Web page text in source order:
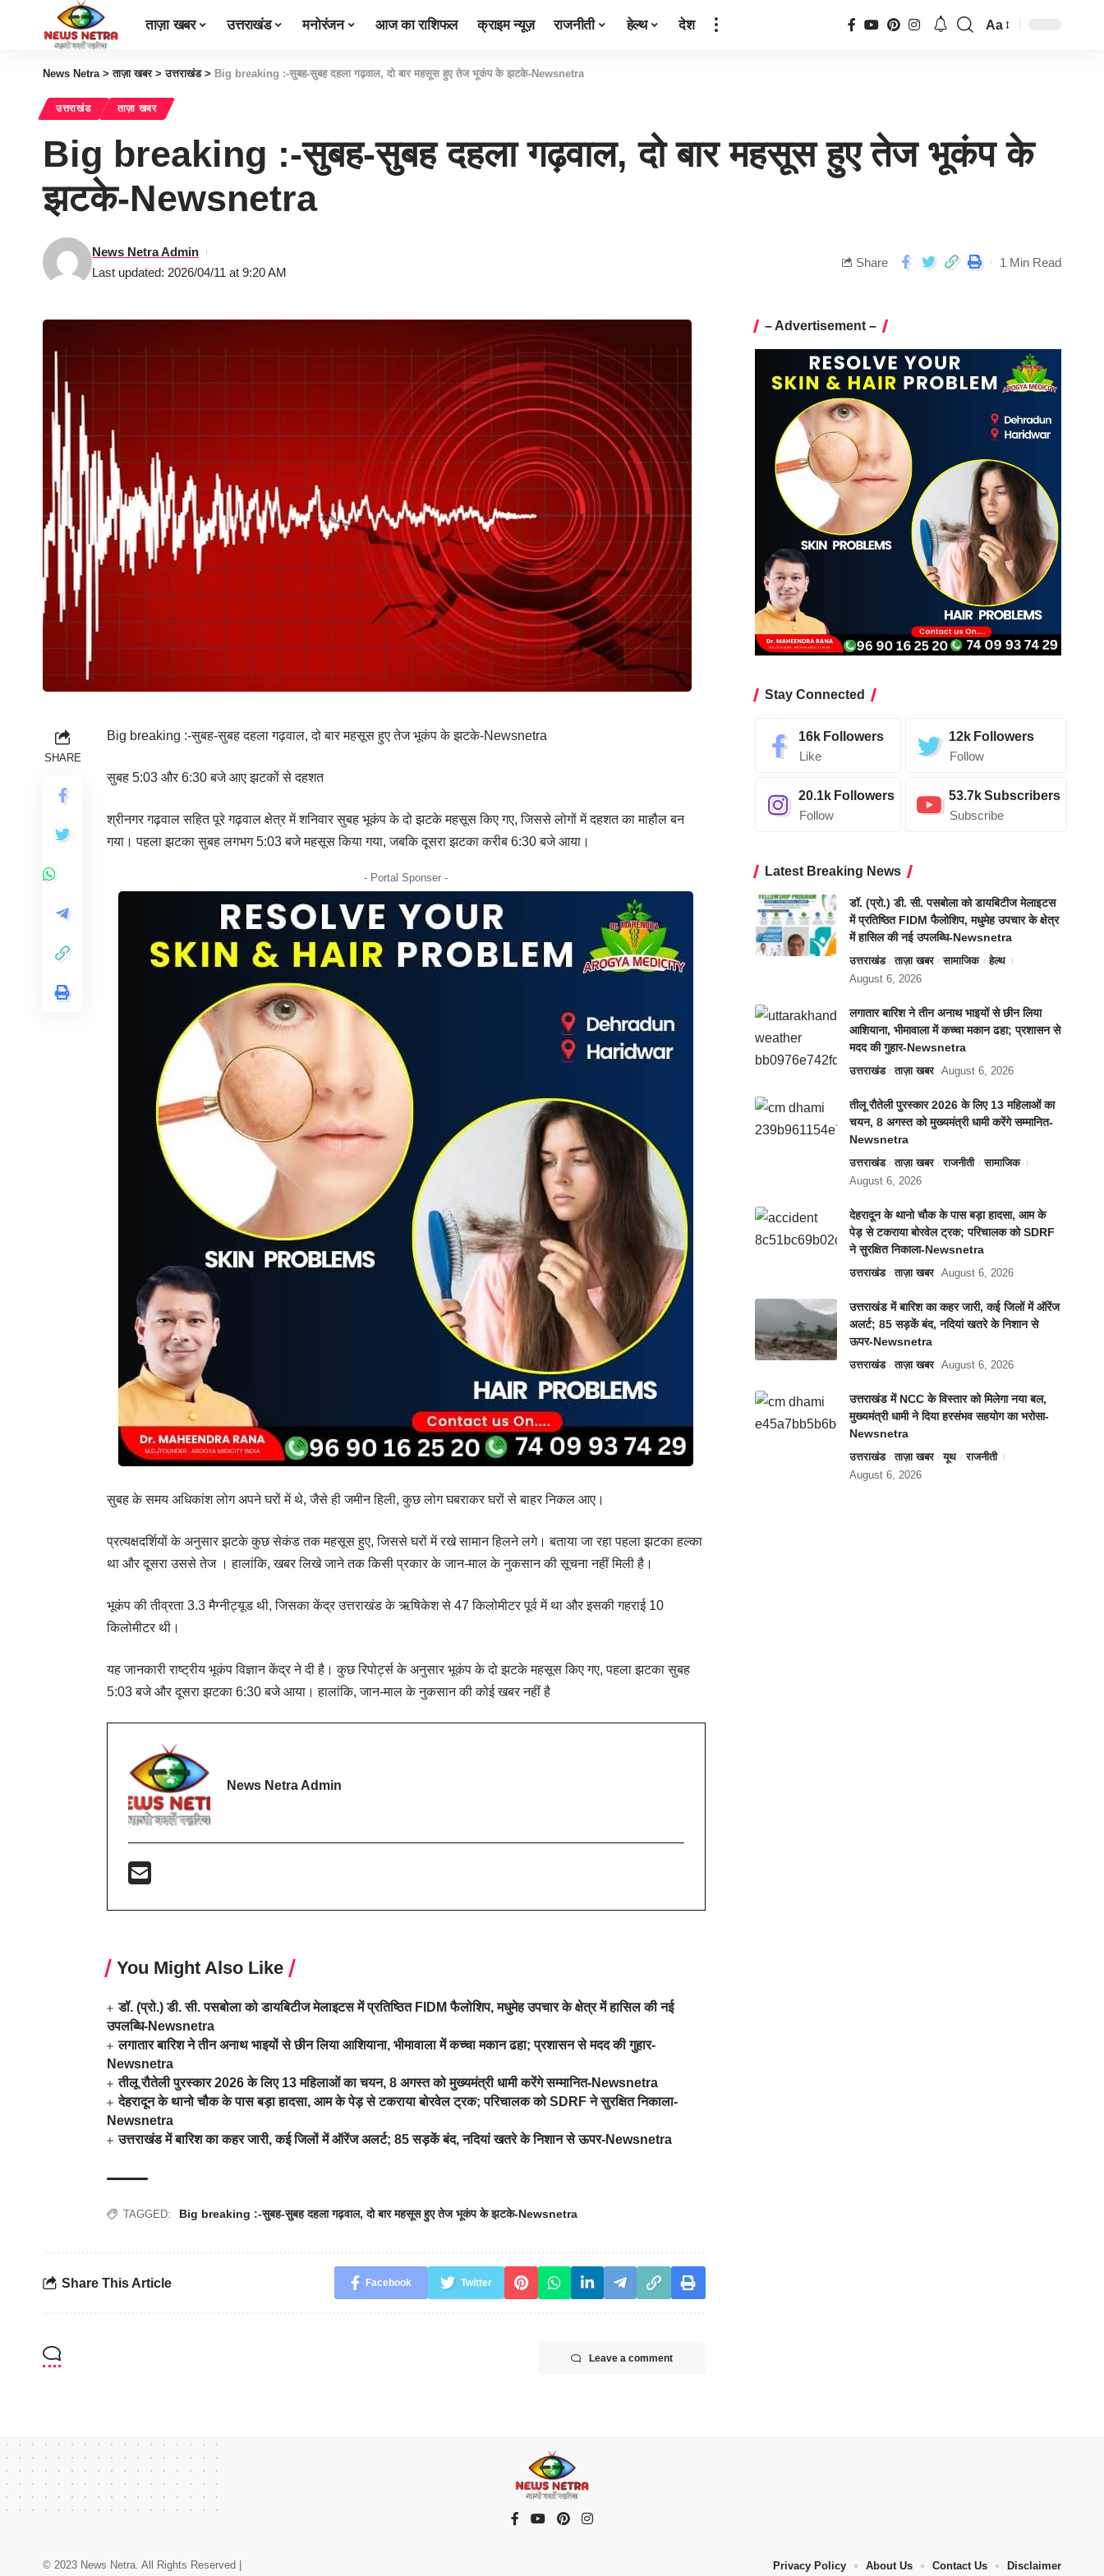
ताज़ा खबर उत्तराखंड मनोरंजन आज का राशिफल क्राइम न्यूज़ राजनीती हेल्थ देश Aa
News Netra>ताज़ा खबर>उत्तराखंड> Big breaking :-सुबह-सुबह दहला गढ़वाल, दो बार महसूस हुए तेज भूकंप के झटके-Newsnetra
उत्तराखंड ताज़ा खबर
Big breaking :-सुबह-सुबह दहला गढ़वाल, दो बार महसूस हुए तेज भूकंप के
झटके-Newsnetra
Last updated: 2026/04/11 at 9:20 AM
News Netra Admin
Share 1 Min Read
SHARE
Big breaking :-सुबह-सुबह दहला गढ़वाल, दो बार महसूस हुए तेज भूकंप के झटके-Newsnetra
सुबह 5:03 और 6:30 बजे आए झटकों से दहशत
श्रीनगर गढ़वाल सहित पूरे गढ़वाल क्षेत्र में शनिवार सुबह भूकंप के दो झटके महसूस किए गए, जिससे लोगों में दहशत का माहौल बन
गया। पहला झटका सुबह लगभग 5:03 बजे महसूस किया गया, जबकि दूसरा झटका करीब 6:30 बजे आया।
- Portal Sponser -
सुबह के समय अधिकांश लोग अपने घरों में थे, जैसे ही जमीन हिली, कुछ लोग घबराकर घरों से बाहर निकल आए।
प्रत्यक्षदर्शियों के अनुसार झटके कुछ सेकंड तक महसूस हुए, जिससे घरों में रखे सामान हिलने लगे। बताया जा रहा पहला झटका हल्का
था और दूसरा उससे तेज । हालांकि, खबर लिखे जाने तक किसी प्रकार के जान-माल के नुकसान की सूचना नहीं मिली है।
भूकंप की तीव्रता 3.3 मैग्नीट्यूड थी, जिसका केंद्र उत्तराखंड के ऋषिकेश से 47 किलोमीटर पूर्व में था और इसकी गहराई 10
किलोमीटर थी।
यह जानकारी राष्ट्रीय भूकंप विज्ञान केंद्र ने दी है। कुछ रिपोर्ट्स के अनुसार भूकंप के दो झटके महसूस किए गए, पहला झटका सुबह
5:03 बजे और दूसरा झटका 6:30 बजे आया। हालांकि, जान-माल के नुकसान की कोई खबर नहीं है
News Netra Admin
You Might Also Like
डॉ. (प्रो.) डी. सी. पसबोला को डायबिटीज मेलाइटस में प्रतिष्ठित FIDM फैलोशिप, मधुमेह उपचार के क्षेत्र में हासिल की नई
उपलब्धि-Newsnetra
लगातार बारिश ने तीन अनाथ भाइयों से छीन लिया आशियाना, भीमावाला में कच्चा मकान ढहा; प्रशासन से मदद की गुहार-
Newsnetra
तीलू रौतेली पुरस्कार 2026 के लिए 13 महिलाओं का चयन, 8 अगस्त को मुख्यमंत्री धामी करेंगे सम्मानित-Newsnetra
देहरादून के थानो चौक के पास बड़ा हादसा, आम के पेड़ से टकराया बोरवेल ट्रक; परिचालक को SDRF ने सुरक्षित निकाला-
Newsnetra
उत्तराखंड में बारिश का कहर जारी, कई जिलों में ऑरेंज अलर्ट; 85 सड़कें बंद, नदियां खतरे के निशान से ऊपर-Newsnetra
TAGGED: Big breaking :-सुबह-सुबह दहला गढ़वाल,दो बार महसूस हुए तेज भूकंप के झटके-Newsnetra
Share This Article Facebook Twitter
Leave a comment
– Advertisement –
Stay Connected
16k Followers
Like
12k Followers
Follow
20.1k Followers
Follow
53.7kSubscribers
Subscribe
Latest Breaking News
डॉ. (प्रो.) डी. सी. पसबोला को डायबिटीज मेलाइटस
में प्रतिष्ठित FIDM फैलोशिप, मधुमेह उपचार के क्षेत्र
में हासिल की नई उपलब्धि-Newsnetra
उत्तराखंड ताज़ा खबर सामाजिक
हेल्थ
August 6, 2026
लगातार बारिश ने तीन अनाथ भाइयों से छीन लिया
आशियाना, भीमावाला में कच्चा मकान ढहा; प्रशासन से
मदद की गुहार-Newsnetra
उत्तराखंड ताज़ा खबर August 6, 2026
तीलू रौतेली पुरस्कार 2026 के लिए 13 महिलाओं का
चयन, 8 अगस्त को मुख्यमंत्री धामी करेंगे सम्मानित-
Newsnetra
उत्तराखंड ताज़ा खबर राजनीती
सामाजिक
August 6, 2026
देहरादून के थानो चौक के पास बड़ा हादसा, आम के
पेड़ से टकराया बोरवेल ट्रक; परिचालक को SDRF
ने सुरक्षित निकाला-Newsnetra
उत्तराखंड ताज़ा खबर August 6, 2026
उत्तराखंड में बारिश का कहर जारी, कई जिलों में ऑरेंज
अलर्ट; 85 सड़कें बंद, नदियां खतरे के निशान से
ऊपर-Newsnetra
उत्तराखंड ताज़ा खबर August 6, 2026
उत्तराखंड में NCC के विस्तार को मिलेगा नया बल,
मुख्यमंत्री धामी ने दिया हरसंभव सहयोग का भरोसा-
Newsnetra
उत्तराखंड ताज़ा खबर यूथ
राजनीती
August 6, 2026
© 2023 News Netra. All Rights Reserved | Privacy Policy About Us Contact Us Disclaimer